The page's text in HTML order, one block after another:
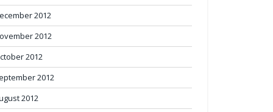
2012
2012
2012
2012
2012